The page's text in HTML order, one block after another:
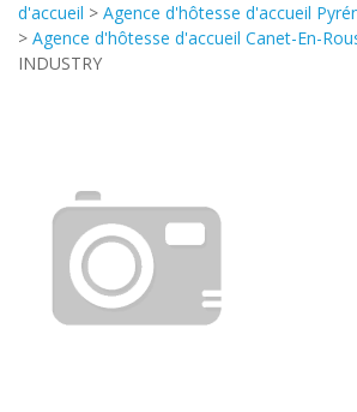
d'accueil > Agence d'hôtesse d'accueil
> Agence d'hôtesse d'accueil Canet-En-
INDUSTRY